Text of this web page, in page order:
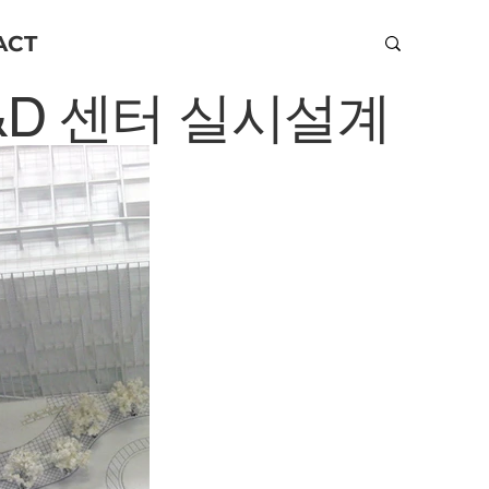
센터 실시설계